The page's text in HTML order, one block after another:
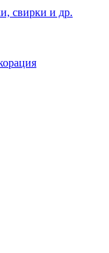
свирки и др.